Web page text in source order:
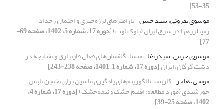
35-53]
موسوی بفروئی، سید حسن پارامترهای لرزه‌خیزی و احتمال رخداد
زمین‏لرزه‏ها در شرق ایران (بلوک لوت) [دوره 17، شماره 5، 1402، صفحه 69-
77]
موسوی حرمی، سیدرضا منشاء گلفشان‌های فعال قارنیارق و نفتلیجه در
دشت گرگان، ایران[دوره 17، شماره 1، 1401، صفحه 238-243]
مومنی، هاجر کاربست الگوریتم‌های یادگیری ماشین برای تخمین تابش
خورشیدی (مورد مطالعه: اقلیم خشک و نیمه‌خشک) [دوره 17، شماره 4،
1402، صفحه 25-39]